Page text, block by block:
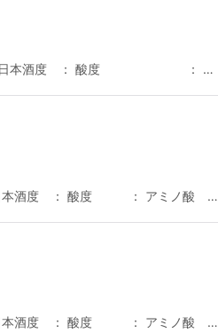
合： 69% 日本酒度 ： 酸度 ： …
日本酒度 ： 酸度 ： アミノ酸 …
日本酒度 ： 酸度 ： アミノ酸 …